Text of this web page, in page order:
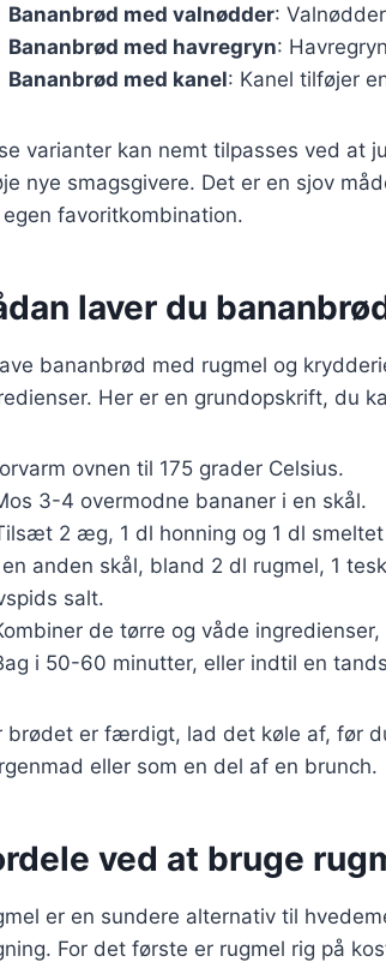
Bananbrød med valnødder:
Bananbrød med havregryn:
Bananbrød med kanel: Kanel tilføjer
varianter kan nemt tilpasses ved at
nye smagsgivere. Det er en sjov
favoritkombination.
laver du
bananbrød med rugmel og
Her er en grundopskrift, du
ovnen til 175 grader Celsius.
3-4 overmodne bananer i en skål.
2 æg, 1 dl honning og 1 dl
en anden skål, bland 2 dl rugmel, 1
salt.
de tørre og våde
i 50-60 minutter, eller indtil en
brødet er færdigt, lad det køle af, før
eller som en del af en brunch.
ved at bruge
er en sundere alternativ til
For det første er rugmel rig på